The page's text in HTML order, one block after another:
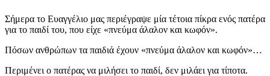
Σήμερα το Ευαγγέλιο μας περιέγραψε μία τέτοια πίκρα ενός πατέρα
για το παιδί του, που είχε «πνεύμα άλαλον και κωφόν».
Πόσων ανθρώπων τα παιδιά έχουν «πνεύμα άλαλον και κωφόν»…
Περιμένει ο πατέρας να μιλήσει το παιδί, δεν μιλάει για τίποτα.